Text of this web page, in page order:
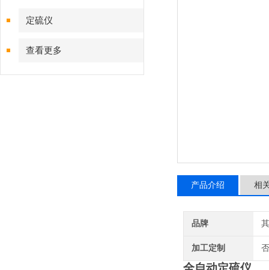
定硫仪
查看更多
产品介绍 相
品牌
加工定制 否